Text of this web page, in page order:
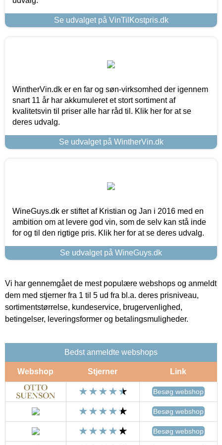
Se udvalget på VinTilKostpris.dk
WintherVin.dk er en far og søn-virksomhed der igennem
snart 11 år har akkumuleret et stort sortiment af
kvalitetsvin til priser alle har råd til. Klik her for at se
deres udvalg.
Se udvalget på WintherVin.dk
WineGuys.dk er stiftet af Kristian og Jan i 2016 med en
ambition om at levere god vin, som de selv kan stå inde
for og til den rigtige pris. Klik her for at se deres udvalg.
Se udvalget på WineGuys.dk
Vi har gennemgået de mest populære webshops og anmeldt
dem med stjerner fra 1 til 5 ud fra bl.a. deres prisniveau,
sortimentstørrelse, kundeservice, brugervenlighed,
betingelser, leveringsformer og betalingsmuligheder.
Bedst anmeldte webshops
Webshop Stjerner Link
Besøg webshop
Besøg webshop
Besøg webshop